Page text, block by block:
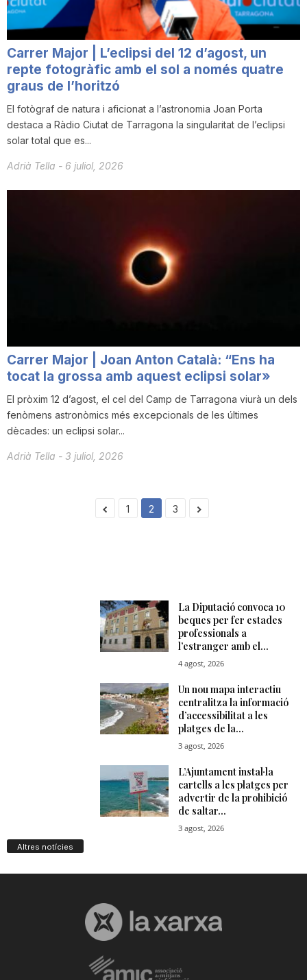
Carrer Major | L’eclipsi del 12 d’agost, un
repte fotogràfic amb el sol a només quatre
graus de l’horitzó
El fotògraf de natura i aficionat a l’astronomia Joan Porta
destaca a Ràdio Ciutat de Tarragona la singularitat de l’eclipsi
solar total que es...
Adrià Tella - 6 juliol, 2026
Carrer Major | Joan Anton Català: “Ens ha
tocat la grossa amb aquest eclipsi solar»
El pròxim 12 d’agost, el cel del Camp de Tarragona viurà un dels
fenòmens astronòmics més excepcionals de les últimes
dècades: un eclipsi solar...
Adrià Tella - 3 juliol, 2026
1 2 3
Altres notícies